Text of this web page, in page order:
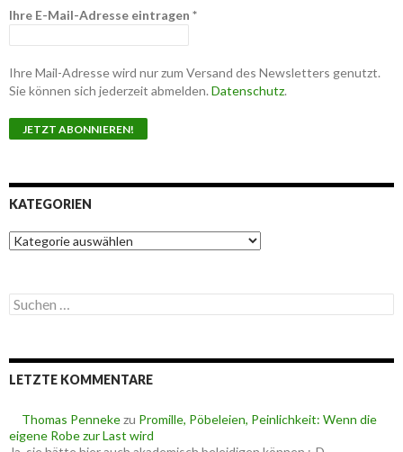
Ihre E-Mail-Adresse eintragen *
Ihre Mail-Adresse wird nur zum Versand des Newsletters genutzt.
Sie können sich jederzeit abmelden. Datenschutz.
KATEGORIEN
K
a
g
o
n
S
u
e
n
c
h
LETZTE KOMMENTARE
Thomas Pennekezu Promille, Pöbeleien, Peinlichkeit: Wenn die
eigene Robe zur Last wird